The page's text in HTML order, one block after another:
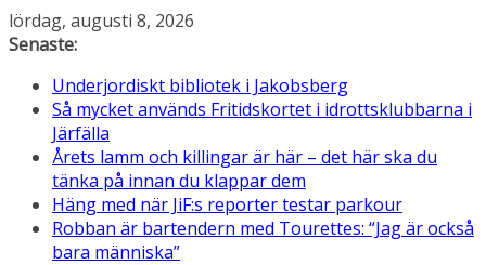
Hoppa
till
lördag, augusti 8, 2026
Senaste:
Underjordiskt bibliotek i Jakobsberg
Så mycket används Fritidskortet i idrottsklubbarna i
Järfälla
Årets lamm och killingar är här – det här ska du
tänka på innan du klappar dem
Häng med när JiF:s reporter testar parkour
Robban är bartendern med Tourettes: “Jag är också
bara människa”